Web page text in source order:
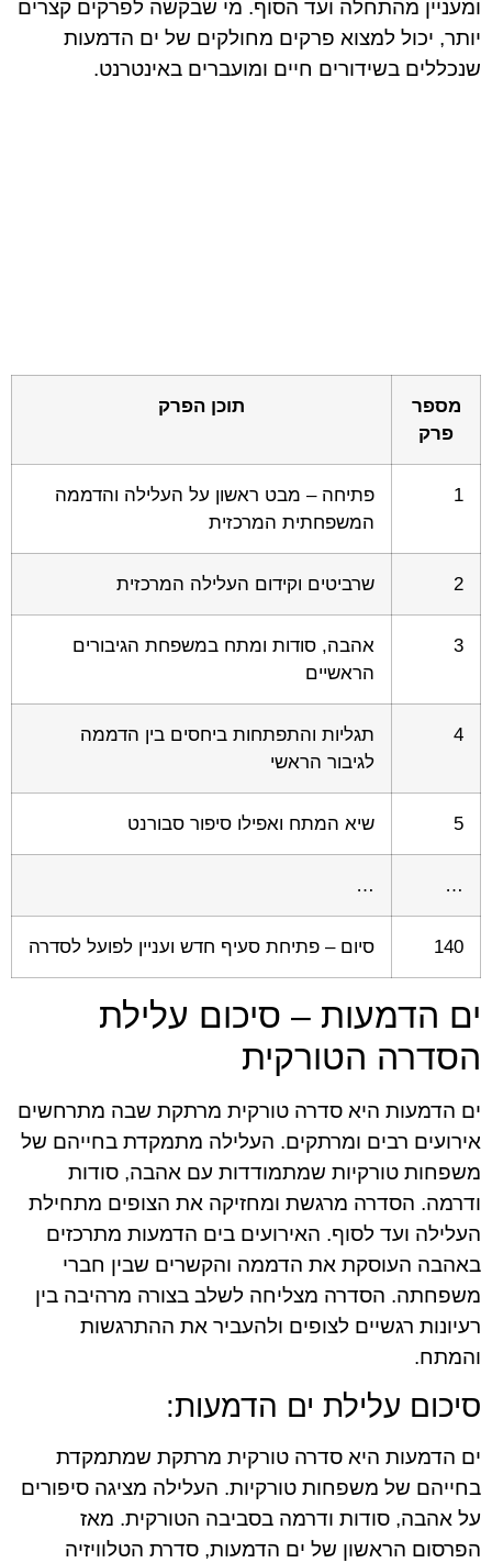
ומעניין מהתחלה ועד הסוף. מי שבקשה לפרקים קצרים
יותר, יכול למצוא פרקים מחולקים של ים הדמעות
שנכללים בשידורים חיים ומועברים באינטרנט.
מספר
פרק
תוכן הפרק
1
פתיחה – מבט ראשון על העלילה והדממה
המשפחתית המרכזית
2 שרביטים וקידום העלילה המרכזית
3
אהבה, סודות ומתח במשפחת הגיבורים
הראשיים
4
תגליות והתפתחות ביחסים בין הדממה
לגיבור הראשי
5 שיא המתח ואפילו סיפור סבורנט
…
…
140 סיום – פתיחת סעיף חדש ועניין לפועל לסדרה
ים הדמעות – סיכום עלילת
הסדרה הטורקית
ים הדמעות היא סדרה טורקית מרתקת שבה מתרחשים
אירועים רבים ומרתקים. העלילה מתמקדת בחייהם של
משפחות טורקיות שמתמודדות עם אהבה, סודות
ודרמה. הסדרה מרגשת ומחזיקה את הצופים מתחילת
העלילה ועד לסוף. האירועים בים הדמעות מתרכזים
באהבה העוסקת את הדממה והקשרים שבין חברי
משפחתה. הסדרה מצליחה לשלב בצורה מרהיבה בין
רעיונות רגשיים לצופים ולהעביר את ההתרגשות
והמתח.
סיכום עלילת ים הדמעות:
ים הדמעות היא סדרה טורקית מרתקת שמתמקדת
בחייהם של משפחות טורקיות. העלילה מציגה סיפורים
על אהבה, סודות ודרמה בסביבה הטורקית. מאז
הפרסום הראשון של ים הדמעות, סדרת הטלוויזיה